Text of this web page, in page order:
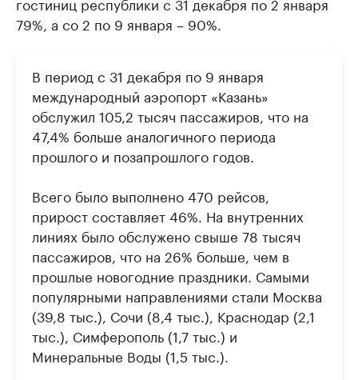
79%, а со 2 по 9 января – 90%.
В период с 31 декабря по 9 января
международный аэропорт «Казань»
обслужил 105,2 тысяч пассажиров, что на
47,4% больше аналогичного периода
прошлого и позапрошлого годов.
Всего было выполнено 470 рейсов,
прирост составляет 46%. На внутренних
линиях было обслужено свыше 78 тысяч
пассажиров, что на 26% больше, чем в
прошлые новогодние праздники. Самыми
популярными направлениями стали Москва
(39,8 тыс.), Сочи (8,4 тыс.), Краснодар (2,1
тыс.), Симферополь (1,7 тыс.) и
Минеральные Воды (1,5 тыс.).